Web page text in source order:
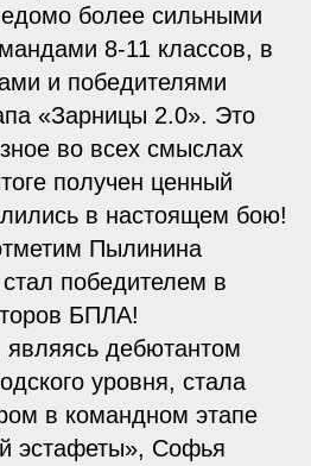
более сильными
8-11 классов, в
и победителями
«Зарницы 2.0». Это
во всех смыслах
получен ценный
в настоящем бою!
Пылинина
победителем в
БПЛА!
дебютантом
уровня, стала
в командном этапе
эстафеты», Софья